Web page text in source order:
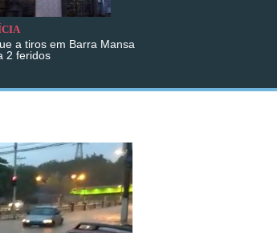
a tiros em Barra Mansa
2 feridos